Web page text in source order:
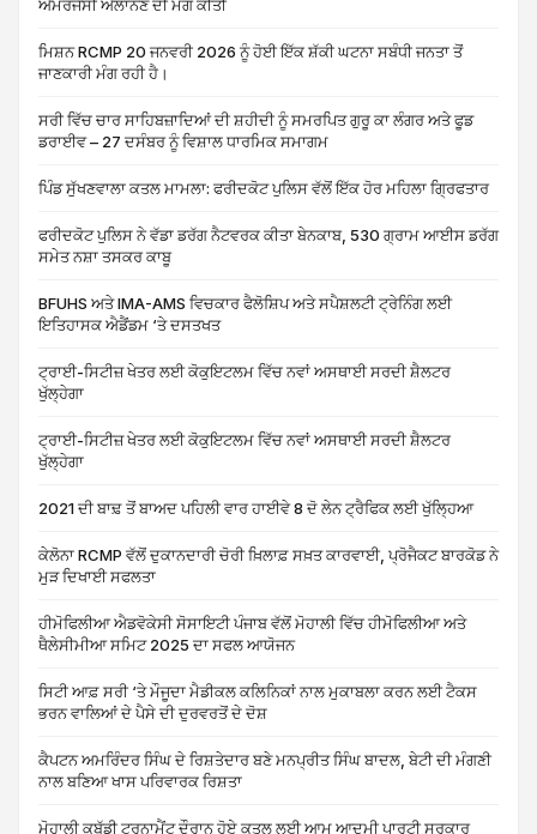
ਐਮਰਜੈਂਸੀ ਐਲਾਨਣ ਦੀ ਮੰਗ ਕੀਤੀ
ਮਿਸ਼ਨ RCMP 20 ਜਨਵਰੀ 2026 ਨੂੰ ਹੋਈ ਇੱਕ ਸ਼ੱਕੀ ਘਟਨਾ ਸਬੰਧੀ ਜਨਤਾ ਤੋਂ
ਜਾਣਕਾਰੀ ਮੰਗ ਰਹੀ ਹੈ।
ਸਰੀ ਵਿੱਚ ਚਾਰ ਸਾਹਿਬਜ਼ਾਦਿਆਂ ਦੀ ਸ਼ਹੀਦੀ ਨੂੰ ਸਮਰਪਿਤ ਗੁਰੂ ਕਾ ਲੰਗਰ ਅਤੇ ਫੂਡ
ਡਰਾਈਵ – 27 ਦਸੰਬਰ ਨੂੰ ਵਿਸ਼ਾਲ ਧਾਰਮਿਕ ਸਮਾਗਮ
ਪਿੰਡ ਸੁੱਖਣਵਾਲਾ ਕਤਲ ਮਾਮਲਾ: ਫਰੀਦਕੋਟ ਪੁਲਿਸ ਵੱਲੋਂ ਇੱਕ ਹੋਰ ਮਹਿਲਾ ਗ੍ਰਿਫਤਾਰ
ਫਰੀਦਕੋਟ ਪੁਲਿਸ ਨੇ ਵੱਡਾ ਡਰੱਗ ਨੈਟਵਰਕ ਕੀਤਾ ਬੇਨਕਾਬ, 530 ਗ੍ਰਾਮ ਆਈਸ ਡਰੱਗ
ਸਮੇਤ ਨਸ਼ਾ ਤਸਕਰ ਕਾਬੂ
BFUHS ਅਤੇ IMA-AMS ਵਿਚਕਾਰ ਫੈਲੋਸ਼ਿਪ ਅਤੇ ਸਪੈਸ਼ਲਟੀ ਟ੍ਰੇਨਿੰਗ ਲਈ
ਇਤਿਹਾਸਕ ਐਡੈਂਡਮ ‘ਤੇ ਦਸਤਖਤ
ਟ੍ਰਾਈ-ਸਿਟੀਜ਼ ਖੇਤਰ ਲਈ ਕੋਕੁਇਟਲਮ ਵਿੱਚ ਨਵਾਂ ਅਸਥਾਈ ਸਰਦੀ ਸ਼ੈਲਟਰ
ਖੁੱਲ੍ਹੇਗਾ
ਟ੍ਰਾਈ-ਸਿਟੀਜ਼ ਖੇਤਰ ਲਈ ਕੋਕੁਇਟਲਮ ਵਿੱਚ ਨਵਾਂ ਅਸਥਾਈ ਸਰਦੀ ਸ਼ੈਲਟਰ
ਖੁੱਲ੍ਹੇਗਾ
2021 ਦੀ ਬਾਢ਼ ਤੋਂ ਬਾਅਦ ਪਹਿਲੀ ਵਾਰ ਹਾਈਵੇ 8 ਦੋ ਲੇਨ ਟ੍ਰੈਫਿਕ ਲਈ ਖੁੱਲ੍ਹਿਆ
ਕੇਲੋਨਾ RCMP ਵੱਲੋਂ ਦੁਕਾਨਦਾਰੀ ਚੋਰੀ ਖ਼ਿਲਾਫ਼ ਸਖ਼ਤ ਕਾਰਵਾਈ, ਪ੍ਰੋਜੈਕਟ ਬਾਰਕੋਡ ਨੇ
ਮੁੜ ਦਿਖਾਈ ਸਫਲਤਾ
ਹੀਮੋਫਿਲੀਆ ਐਡਵੋਕੇਸੀ ਸੋਸਾਇਟੀ ਪੰਜਾਬ ਵੱਲੋਂ ਮੋਹਾਲੀ ਵਿੱਚ ਹੀਮੋਫਿਲੀਆ ਅਤੇ
ਥੈਲੇਸੀਮੀਆ ਸਮਿਟ 2025 ਦਾ ਸਫਲ ਆਯੋਜਨ
ਸਿਟੀ ਆਫ਼ ਸਰੀ ‘ਤੇ ਮੌਜੂਦਾ ਮੈਡੀਕਲ ਕਲਿਨਿਕਾਂ ਨਾਲ ਮੁਕਾਬਲਾ ਕਰਨ ਲਈ ਟੈਕਸ
ਭਰਨ ਵਾਲਿਆਂ ਦੇ ਪੈਸੇ ਦੀ ਦੁਰਵਰਤੋਂ ਦੇ ਦੋਸ਼
ਕੈਪਟਨ ਅਮਰਿੰਦਰ ਸਿੰਘ ਦੇ ਰਿਸ਼ਤੇਦਾਰ ਬਣੇ ਮਨਪ੍ਰੀਤ ਸਿੰਘ ਬਾਦਲ, ਬੇਟੀ ਦੀ ਮੰਗਣੀ
ਨਾਲ ਬਣਿਆ ਖਾਸ ਪਰਿਵਾਰਕ ਰਿਸ਼ਤਾ
ਮੋਹਾਲੀ ਕਬੱਡੀ ਟੂਰਨਾਮੈਂਟ ਦੌਰਾਨ ਹੋਏ ਕਤਲ ਲਈ ਆਮ ਆਦਮੀ ਪਾਰਟੀ ਸਰਕਾਰ